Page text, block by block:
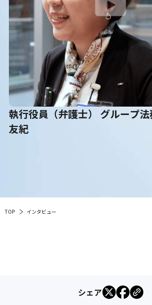
執行役員（弁護士） グループ
友紀
TOP インタビュー
シェア